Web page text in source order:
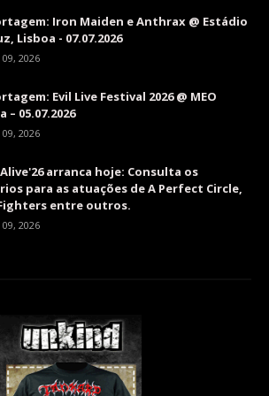
Iron Maiden e Anthrax @ Estádio
Lisboa - 07.07.2026
09, 2026
Evil Live Festival 2026 @ MEO
– 05.07.2026
09, 2026
Alive'26 arranca hoje: Consulta os
para as atuações de A Perfect Circle,
entre outros.
09, 2026